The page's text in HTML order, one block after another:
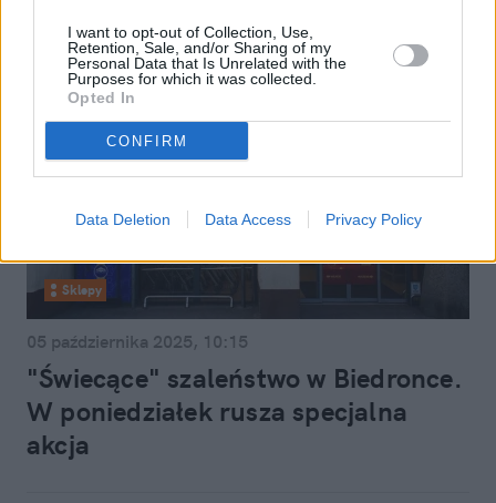
I want to opt-out of Collection, Use,
Retention, Sale, and/or Sharing of my
Personal Data that Is Unrelated with the
Purposes for which it was collected.
Opted In
CONFIRM
Data Deletion Data Access Privacy Policy
Sklepy
05 października 2025, 10:15
"Świecące" szaleństwo w Biedronce.
W poniedziałek rusza specjalna
akcja